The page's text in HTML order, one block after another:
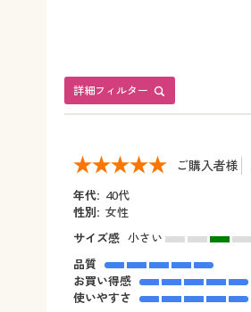
詳細フィルター
ご購入者様
年代: 40代
性別: 女性
サイズ感 小さい
品質
お買い得感
使いやすさ